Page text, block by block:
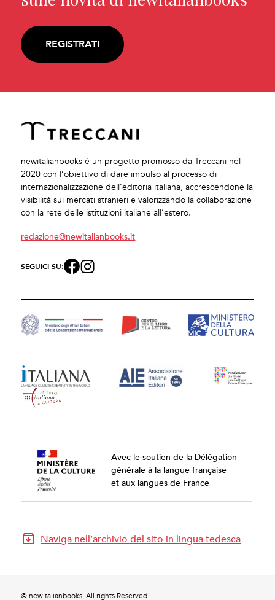
REGISTRATI
newitalianbooks è un progetto promosso da Treccani nel
2020 con l’obiettivo di dare impulso al processo di
internazionalizzazione dell’editoria italiana, accrescendone la
visibilità sui mercati stranieri e valorizzando la collaborazione
con la rete delle istituzioni italiane all’estero.
redazione@newitalianbooks.it
SEGUICI SU:
Avec le soutien de la Délégation
générale à la langue française
et aux langues de France
Naviga nell’archivio del sito in lingua tedesca
© newitalianbooks. All rights Reserved